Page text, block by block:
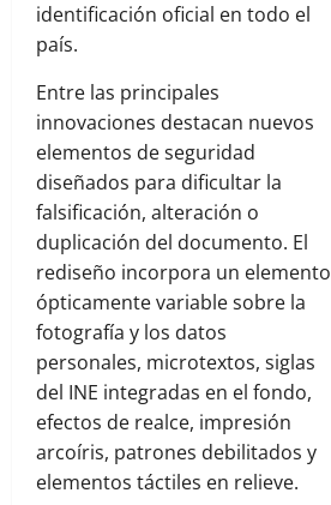
identificación oficial en todo el
país.
Entre las principales
innovaciones destacan nuevos
elementos de seguridad
diseñados para dificultar la
falsificación, alteración o
duplicación del documento. El
rediseño incorpora un elemento
ópticamente variable sobre la
fotografía y los datos
personales, microtextos, siglas
del INE integradas en el fondo,
efectos de realce, impresión
arcoíris, patrones debilitados y
elementos táctiles en relieve.